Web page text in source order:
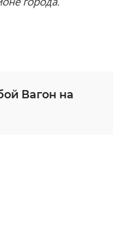
Вагон на